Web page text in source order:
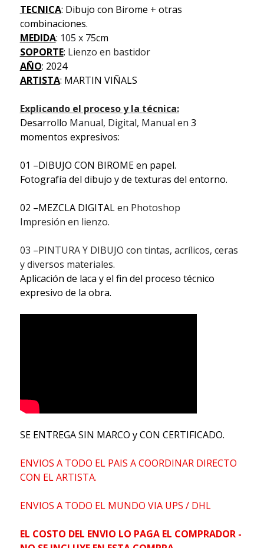
TECNICA: Dibujo con Birome + otras
combinaciones.
MEDIDA: 105 x 75cm
SOPORTE: Lienzo en bastidor
AÑO: 2024
ARTISTA: MARTIN VIÑALS
Explicando el proceso y la técnica:
Desarrollo Manual, Digital, Manual en 3
momentos expresivos:
01 –DIBUJO CON BIROME en papel.
Fotografía del dibujo y de texturas del entorno.
02 –MEZCLA DIGITALen Photoshop
Impresión en lienzo.
03 –PINTURA Y DIBUJO con tintas, acrílicos, ceras
y diversos materiales.
Aplicación de laca y el fin del proceso técnico
expresivo de la obra.
SE ENTREGA SIN MARCO y CON CERTIFICADO.
ENVIOS A TODO EL PAIS A COORDINAR DIRECTO
CON EL ARTISTA.
ENVIOS A TODO EL MUNDO VIA UPS / DHL
EL COSTO DEL ENVIO LO PAGA EL COMPRADOR -